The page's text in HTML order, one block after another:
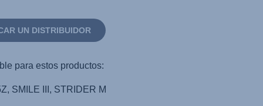
UN DISTRIBUIDOR
para estos productos:
SMILE III, STRIDER M